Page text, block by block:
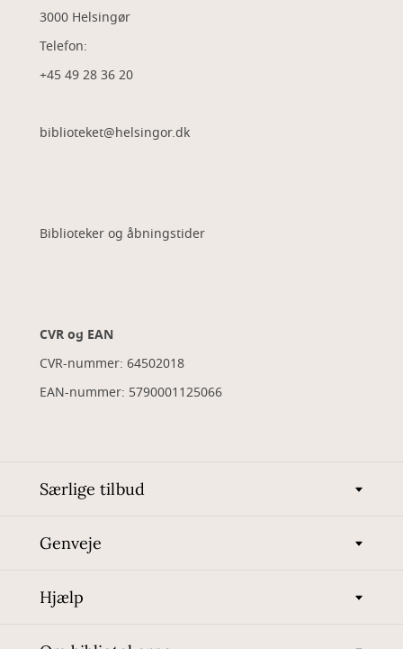
3000 Helsingør
Telefon:
+45 49 28 36 20
biblioteket@helsingor.dk
Biblioteker og åbningstider
CVR og EAN
CVR-nummer: 64502018
EAN-nummer: 5790001125066
Særlige tilbud
Genveje
Hjælp